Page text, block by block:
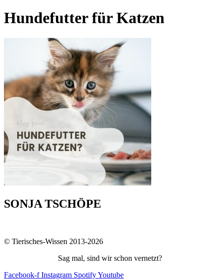
Hundefutter für Katzen
SONJA TSCHÖPE
© Tierisches-Wissen 2013-2026
Sag mal, sind wir schon vernetzt?
Facebook-f Instagram SpotifyYoutube